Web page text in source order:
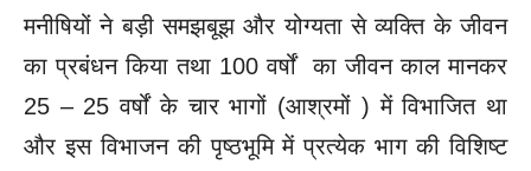
मनीषियों ने बड़ी समझबूझ और योग्यता से व्यक्ति के जीवन
का प्रबंधन किया तथा 100 वर्षों का जीवन काल मानकर
25 – 25 वर्षों के चार भागों (आश्रमों ) में विभाजित था
और इस विभाजन की पृष्ठभूमि में प्रत्येक भाग की विशिष्ट